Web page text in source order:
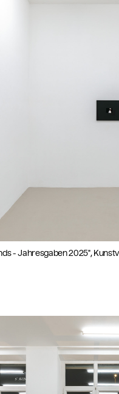
- Jahresgaben 2025",